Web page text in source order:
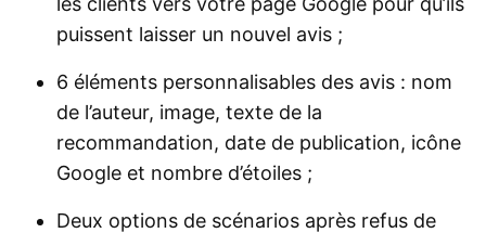
puissent laisser un nouvel avis ;
6 éléments personnalisables des avis : nom
de l’auteur, image, texte de la
recommandation, date de publication, icône
Google et nombre d’étoiles ;
Deux options de scénarios après refus de